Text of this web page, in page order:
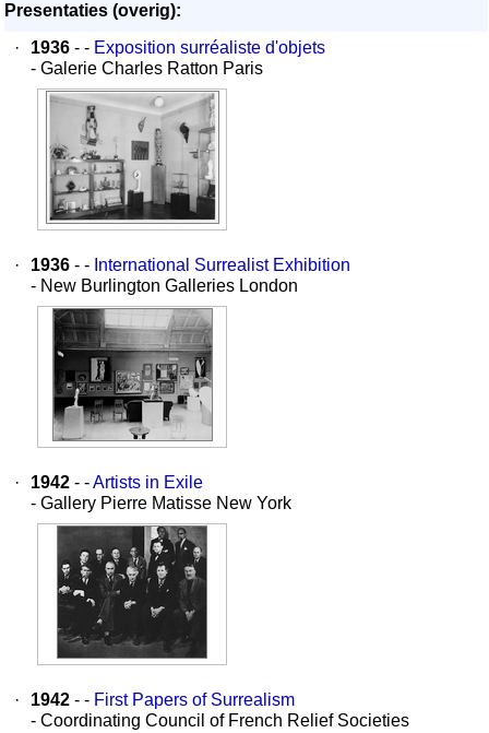
Presentaties (overig):
·
1936 - - Exposition surréaliste d'objets
- Galerie Charles Ratton Paris
· 1936 - - International Surrealist Exhibition
- New Burlington Galleries London
· 1942 - -Artists in Exile
- Gallery Pierre Matisse New York
· 1942 - - First Papers of Surrealism
- Coordinating Council of French Relief Societies